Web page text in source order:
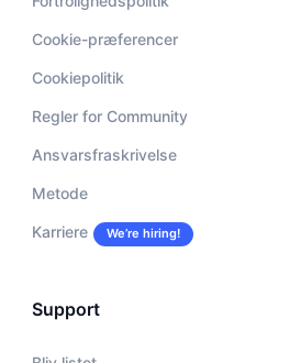
Cookie-præferencer
Cookiepolitik
Regler for Community
Ansvarsfraskrivelse
Metode
Karriere We’re hiring!
Support